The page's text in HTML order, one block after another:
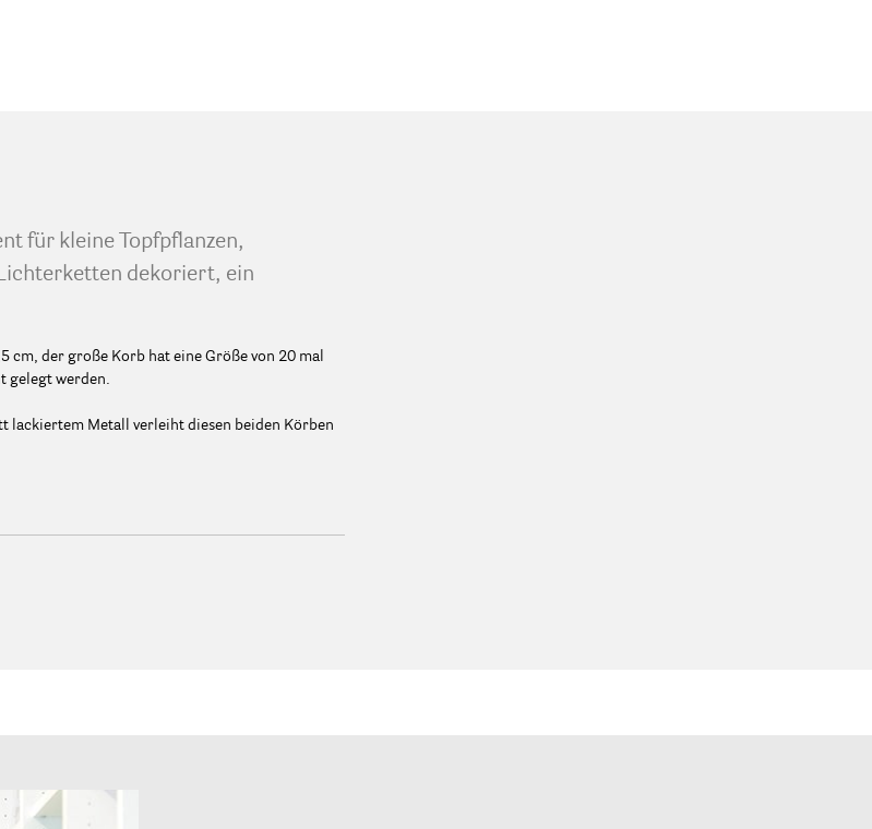
für kleine Topfpflanzen,
dekoriert, ein
der große Korb hat eine Größe von 20 mal
gelegt werden.
lackiertem Metall verleiht diesen beiden Körben